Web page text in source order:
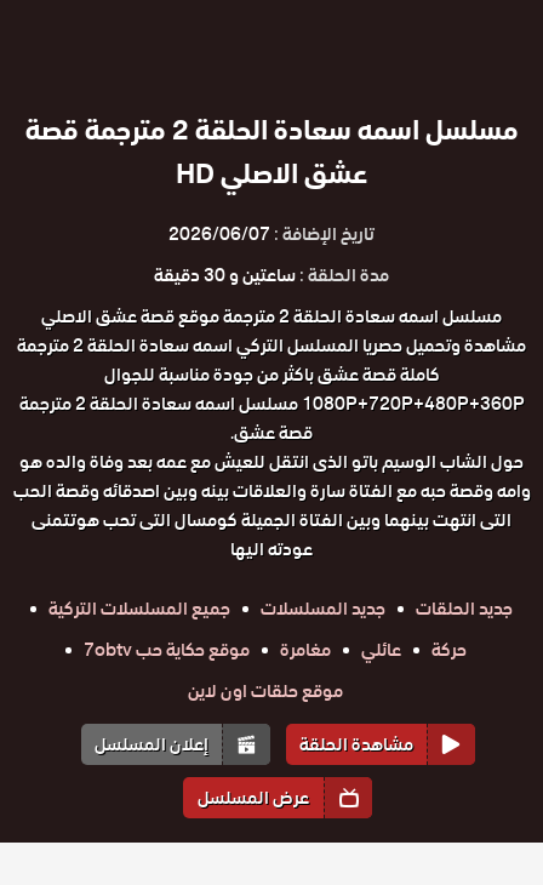
مسلسل اسمه سعادة الحلقة 2 مترجمة قصة
عشق الاصلي HD
تاريخ الإضافة :2026/06/07
مدة الحلقة :ساعتين و 30 دقيقة
مسلسل اسمه سعادة الحلقة 2 مترجمة موقع قصة عشق الاصلي
مشاهدة وتحميل حصريا المسلسل التركي اسمه سعادة الحلقة 2 مترجمة
كاملة قصة عشق باكثر من جودة مناسبة للجوال
1080P+720P+480P+360P مسلسل اسمه سعادة الحلقة 2 مترجمة
قصة عشق.
حول الشاب الوسيم باتو الذى انتقل للعيش مع عمه بعد وفاة والده هو
وامه وقصة حبه مع الفتاة سارة والعلاقات بينه وبين اصدقائه وقصة الحب
التى انتهت بينهما وبين الفتاة الجميلة كومسال التى تحب هوتتمنى
عودته اليها
جديد الحلقات
جديد المسلسلات
جميع المسلسلات التركية
حركة
عائلي مغامرة
موقع حكاية حب 7obtv
موقع حلقات اون لاين
مشاهدة الحلقة
إعلان المسلسل
عرض المسلسل